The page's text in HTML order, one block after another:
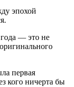
эпохой
— это не
первая
кого ничерта бы